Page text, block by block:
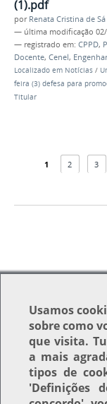
(1).pdf
por Renata Cristina de
— última modificação
— registrado em: CPPD,
Docente, Cenel,
Localizado em Notícias /
feira (3) defesa para
Titular
1 2 3
Usamos
sobre como
que visita.
a mais
tipos de
'Definições